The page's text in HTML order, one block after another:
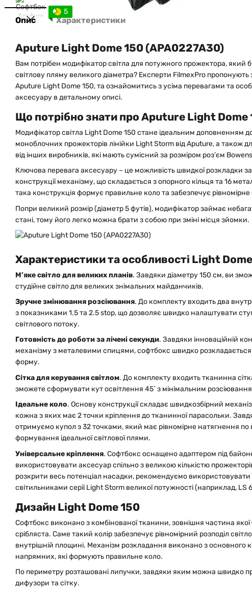
5
Опис Характеристики
Aputure Light Dome 150 (APA0227A30)
Вам потрібен модифікатор світла для потужного прожектора, який
світлову пляму великого діаметра? Експерти FilmexPro пропонують
Aputure Light Dome 150, та ознайомитись з усіма перевагами та
аксесуару в детальному описі.
Що потрібно знати про Aputure Light Dome
Модифікатор світла Light Dome 150 стане ідеальним доповненням
моноблочних прожекторів лінійки Light Storm від Aputure, а також
від інших виробників, які мають сумісний за розміром роз’єм
Ключова перевага аксесуару – це можливість швидкої розкладки
конструкції механізму, що складається з опорного кільця та 16
така конструкція формує правильне коло та забезпечує
Попри великий розмір (діаметр 5 футів), модифікатор займає
стані, тому його легко можна брати з собою при зміні місця зйомки.
Характеристики та особливості Light
М’яке світло для великих планів. Завдяки діаметру 150 см, ви
студійне світло для великих знімальних майданчиків.
Зручне змінювання розсіювання. До комплекту входить два
з показниками 1.5 та 2.5 stop, що дозволяє швидко налаштувати
світлового потоку.
Готовність до роботи за лічені секунди. Завдяки інноваційній
механізму з металевими спицями, софтбокс швидко
форму.
Сітка для керування світлом. До комплекту входить тканинна
зможете сформувати кут освітлення 45˚ з мінімальним
Ідеальне коло. Основу конструкції складає швидкозбірний
кожна з яких має 2 точки кріплення до тканинної парасольки.
отримуємо купол з 32 точками, який має рівномірне натягнення по
формування ідеальної світлової плями.
Універсальне кріплення. Софтбокс оснащено адаптером під
використовувати аксесуар спільно з великою кількістю
розкрити весь потенціал насадки, рекомендуємо використовувати
світильниками серії Light Storm великої потужності (наприклад, LS
Дизайн Light Dome 150
Софтбокс виконано з комбінованої тканини, зовнішня частина
срібляста. Саме такий колір забезпечує рівномірний розподіл
внутрішній площині. Механізм розкладання виконано з основного
напрямних, які формують правильне коло.
По периметру розташовані липучки, завдяки яким можна швидко
дифузори та сітку.